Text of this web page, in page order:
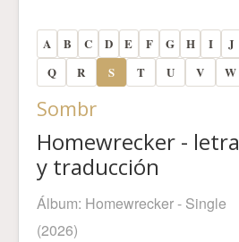
A B C D E F G H I J
Q
R S T U V W
Sombr
Homewrecker - letra
y traducción
Álbum: Homewrecker - Single
(2026)